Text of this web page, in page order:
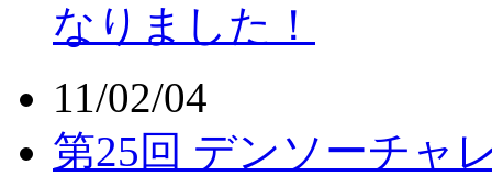
なりました！
11/02/04
第25回 デンソーチャ